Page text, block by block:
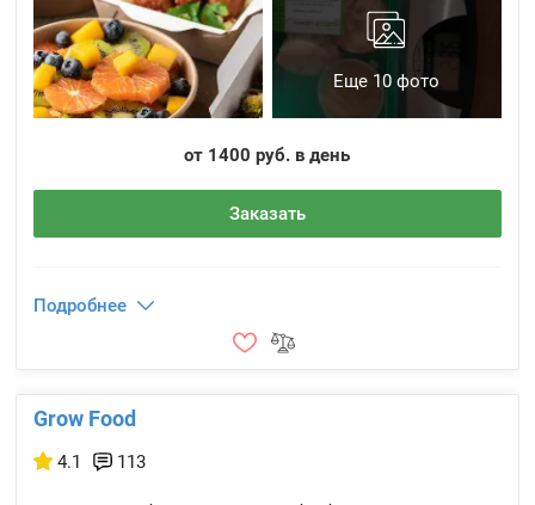
Еще 10 фото
от 1400 руб. в день
Заказать
Подробнее
Grow Food
4.1 113